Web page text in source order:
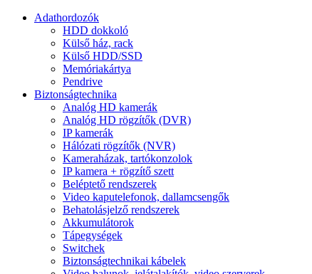
Adathordozók
HDD dokkoló
Külső ház, rack
Külső HDD/SSD
Memóriakártya
Pendrive
Biztonságtechnika
Analóg HD kamerák
Analóg HD rögzítők (DVR)
IP kamerák
Hálózati rögzítők (NVR)
Kameraházak, tartókonzolok
IP kamera + rögzítő szett
Beléptető rendszerek
Video kaputelefonok, dallamcsengők
Behatolásjelző rendszerek
Akkumulátorok
Tápegységek
Switchek
Biztonságtechnikai kábelek